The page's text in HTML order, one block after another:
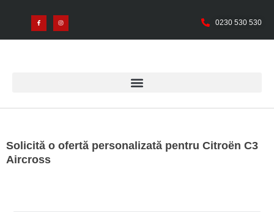
0230 530 530
Solicită o ofertă personalizată pentru Citroën C3
Aircross